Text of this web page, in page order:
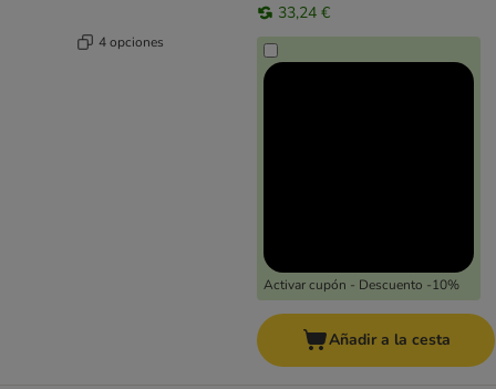
4 opciones
33,24 €
Activar cupón - Descuento -10%
Añadir a la cesta